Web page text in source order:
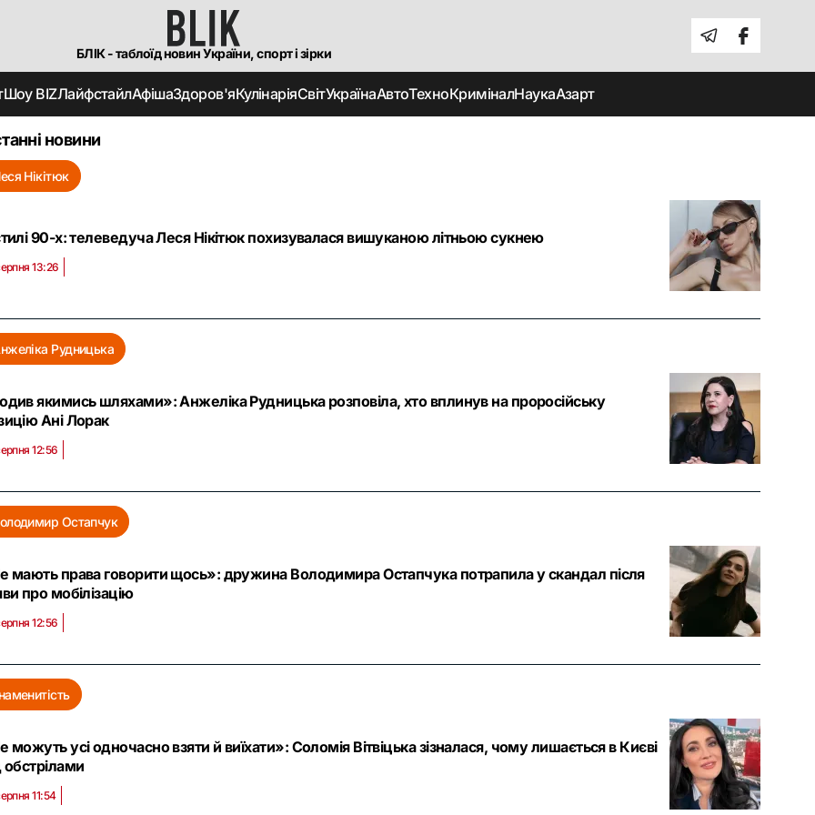
БЛІК - таблоїд новин України, спорт і зірки
Шоу BIZЛайфстайлАфішаЗдоров'яКулінаріяСвітУкраїнаАвтоТехноКриміналНаукаАзарт
новини
Нікітюк
90-х: телеведуча Леся Нікітюк похизувалася вишуканою літньою сукнею
13:26
Рудницька
якимись шляхами»: Анжеліка Рудницька розповіла, хто вплинув на проросійську
Ані Лорак
12:56
Остапчук
мають права говорити щось»: дружина Володимира Остапчука потрапила у скандал після
про мобілізацію
12:56
можуть усі одночасно взяти й виїхати»: Соломія Вітвіцька зізналася, чому лишається в Києві
обстрілами
11:54